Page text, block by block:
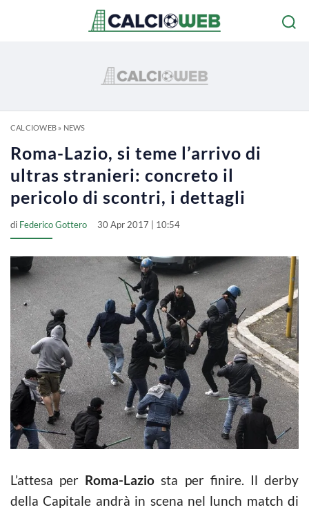
CALCIOWEB» NEWS
Roma-Lazio, si teme l’arrivo di
ultras stranieri: concreto il
pericolo di scontri, i dettagli
di Federico Gottero 30 Apr 2017 | 10:54
L’attesa per Roma-Lazio sta per finire. Il derby
della Capitale andrà in scena nel lunch match di